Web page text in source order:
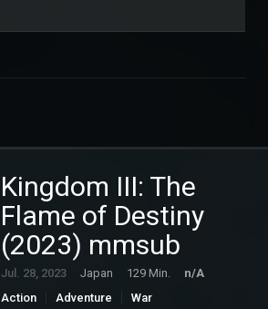
Kingdom III: The
Flame of Destiny
(2023) mmsub
Jul. 28, 2023 Japan 129 Min.
n/A
Action
Adventure War